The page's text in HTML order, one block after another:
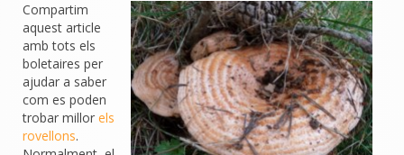
Compartim
aquest article
amb tots els
boletaires per
ajudar a saber
com es poden
trobar millor els
rovellons.